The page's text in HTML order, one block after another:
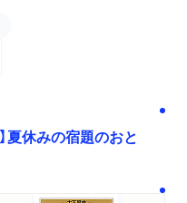
夏休みの宿題のおと